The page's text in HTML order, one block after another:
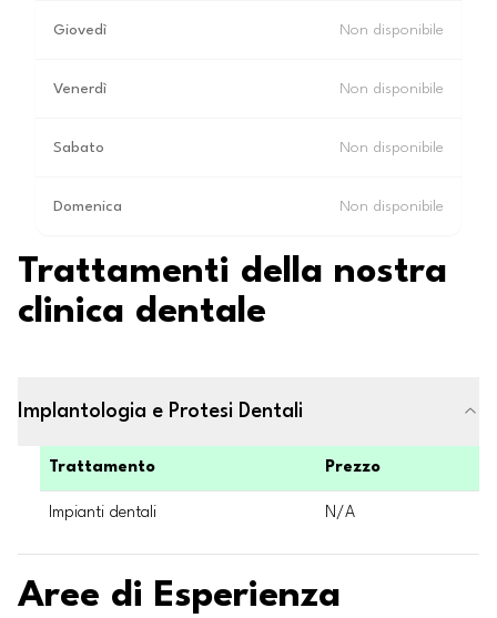
Giovedì Non disponibile
Venerdì Non disponibile
Sabato Non disponibile
Domenica Non disponibile
Trattamenti della nostra
clinica dentale
Implantologia e Protesi Dentali
Trattamento Prezzo
Impianti dentali N/A
Aree di Esperienza